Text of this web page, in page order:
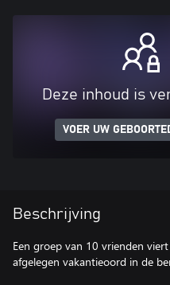
Deze inhoud is
VOER UW
Beschrijving
Een groep van 10 vrienden
afgelegen vakantieoord in de